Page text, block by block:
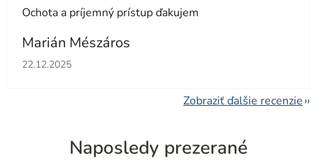
Ochota a príjemný prístup ďakujem
Marián Mészáros
Hodnotenie obchodu je 5 z 5 hviezdičiek.
22.12.2025
Zobraziť ďalšie recenzie
Naposledy prezerané